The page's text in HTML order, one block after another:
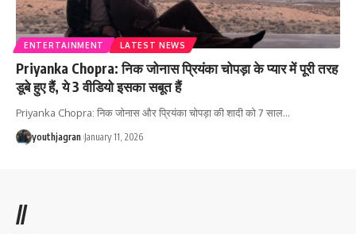
ENTERTAINMENT LATEST NEWS
Priyanka Chopra: निक जोनास प्रियंका चोपड़ा के प्यार में पूरी तरह
डूबे हुए हैं, ये 3 वीडियो इसका सबूत हैं
Priyanka Chopra: निक जोनास और प्रियंका चोपड़ा की शादी को 7 साल…
youthjagran January 11, 2026
//